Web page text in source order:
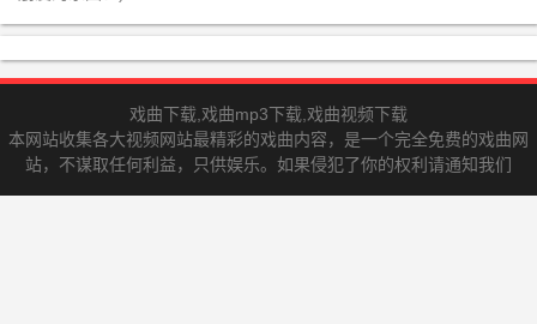
忠北昆
北昆
昆曲十五贯上1956年王传淞华传浩
昆曲十五贯下1956年王传淞华传浩
昆曲断桥梅兰芳
昆曲牡丹亭游园惊梦1960言慧珠俞
戏曲下载,戏曲mp3下载,戏曲视频下载
本网站收集各大视频网站最精彩的戏曲内容，是一个完全免费的戏曲网
站，不谋取任何利益，只供娱乐。如果侵犯了你的权利请通知我们